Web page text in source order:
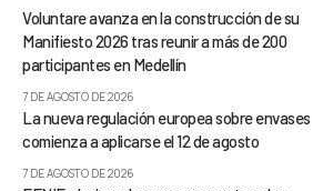
Voluntare avanza en la construcción de su
Manifiesto 2026 tras reunir a más de 200
participantes en Medellín
7 DE AGOSTO DE 2026
La nueva regulación europea sobre envases
comienza a aplicarse el 12 de agosto
7 DE AGOSTO DE 2026